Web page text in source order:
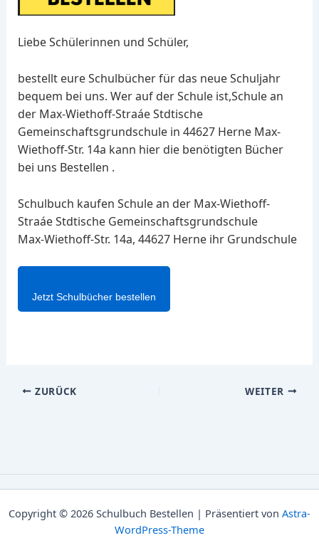
Liebe Schülerinnen und Schüler,
bestellt eure Schulbücher für das neue Schuljahr
bequem bei uns. Wer auf der Schule ist,Schule an
der Max-Wiethoff-Straáe Stdtische
Gemeinschaftsgrundschule in 44627 Herne Max-
Wiethoff-Str. 14a kann hier die benötigten Bücher
bei uns Bestellen .
Schulbuch kaufen Schule an der Max-Wiethoff-
Straáe Stdtische Gemeinschaftsgrundschule
Max-Wiethoff-Str. 14a, 44627 Herne ihr Grundschule
Jetzt Schulbücher bestellen
ZURÜCK WEITER
Copyright © 2026 Schulbuch Bestellen | Präsentiert von Astra-
WordPress-Theme